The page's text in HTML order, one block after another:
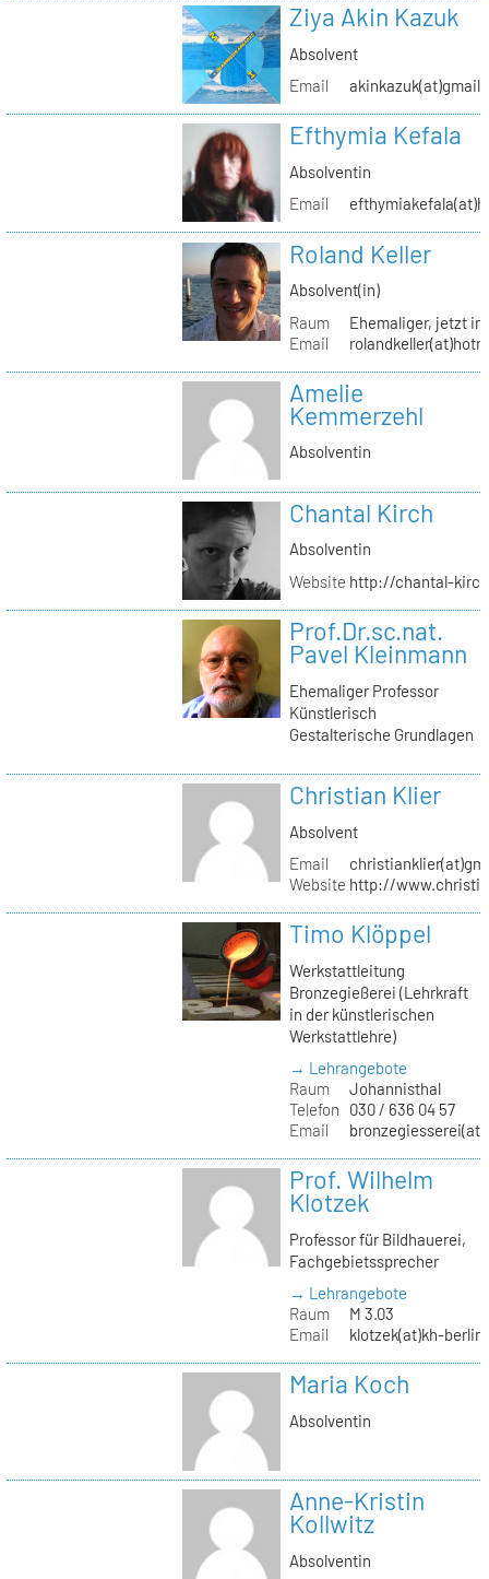
Ziya Akin Kazuk
Absolvent
Email
Efthymia Kefala
Absolventin
Email
Roland Keller
Absolvent(in)
Raum
Ehemaliger, jetzt in
Email
Amelie
Kemmerzehl
Absolventin
Chantal Kirch
Absolventin
Website http://chantal-
Prof.Dr.sc.nat.
Pavel Kleinmann
Ehemaliger Professor
Künstlerisch
Gestalterische Grundlagen
Christian Klier
Absolvent
Email
Website http://
Timo Klöppel
Werkstattleitung
Bronzegießerei (Lehrkraft
in der künstlerischen
Werkstattlehre)
→ Lehrangebote
Raum
Johannisthal
Telefon
030 / 636 04 57
Email
Prof. Wilhelm
Klotzek
Professor für Bildhauerei,
Fachgebietssprecher
→ Lehrangebote
Raum
M 3.03
Email
klotzek(at)kh-
Maria Koch
Absolventin
Anne-Kristin
Kollwitz
Absolventin